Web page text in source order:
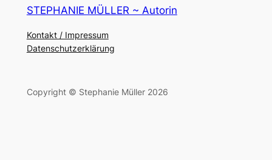
STEPHANIE MÜLLER ~ Autorin
Kontakt / Impressum
Datenschutzerklärung
Copyright © Stephanie Müller 2026